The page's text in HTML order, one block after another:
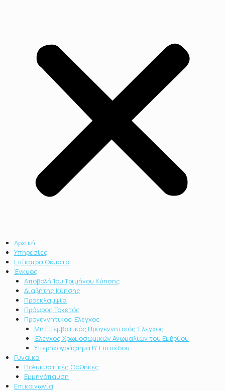
Αρχική
Υπηρεσίες
Επίκαιρα Θέματα
Έγκυος
Αποβολή 1ου Τριμήνου Κύησης
Διαβήτης Κύησης
Προεκλαμψία
Πρόωρος Τοκετός
Προγεννητικός Έλεγχος
Μη Επεμβατικός Προγεννητικός Έλεγχος
Έλεγχος Χρωμοσωμικών Ανωμαλιών του Εμβρύου
Υπερηχογράφημα Β’ Επιπέδου
Γυναίκα
Πολυκυστικές Ωοθήκες
Εμμηνόπαυση
Επικοινωνία